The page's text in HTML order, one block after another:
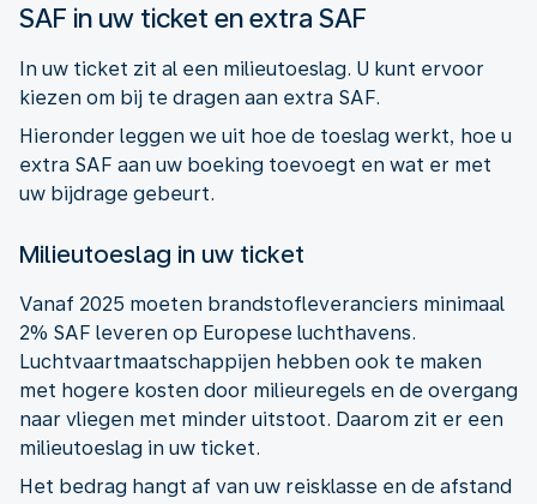
SAF in uw ticket en extra SAF
In uw ticket zit al een milieutoeslag. U kunt ervoor
kiezen om bij te dragen aan extra SAF.
Hieronder leggen we uit hoe de toeslag werkt, hoe u
extra SAF aan uw boeking toevoegt en wat er met
uw bijdrage gebeurt.
Milieutoeslag in uw ticket
Vanaf 2025 moeten brandstofleveranciers minimaal
2% SAF leveren op Europese luchthavens.
Luchtvaartmaatschappijen hebben ook te maken
met hogere kosten door milieuregels en de overgang
naar vliegen met minder uitstoot. Daarom zit er een
milieutoeslag in uw ticket.
Het bedrag hangt af van uw reisklasse en de afstand